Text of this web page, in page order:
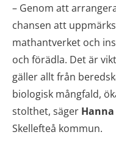
– Genom att
chansen att
mathantverket och
och förädla. Det är
gäller allt från
biologisk mångfald,
stolthet, säger
Skellefteå kommun.